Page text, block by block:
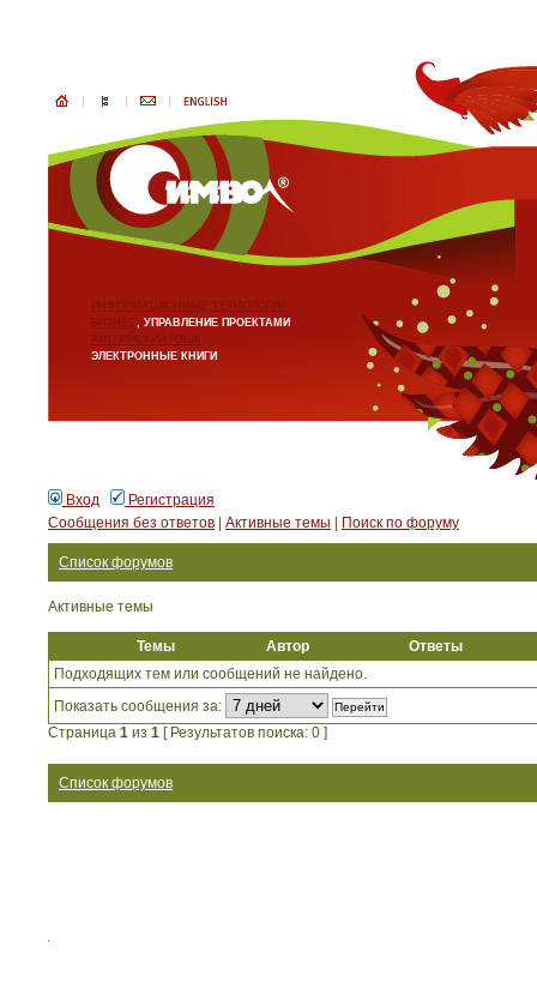
ИНФОРМАЦИОННЫЕ ТЕХНОЛОГИИ
БИЗНЕС, УПРАВЛЕНИЕ ПРОЕКТАМИ
АНГЛИЙСКИЙ ЯЗЫК
ЭЛЕКТРОННЫЕ КНИГИ
Вход
Регистрация
Сообщения без ответов
Активные темы Поиск по форуму
Список форумов
Активные темы
Темы Автор
Ответы
Подходящих тем или сообщений не найдено.
Показать сообщения за:
Страница 1 из 1 [ Результатов поиска: 0 ]
Список форумов